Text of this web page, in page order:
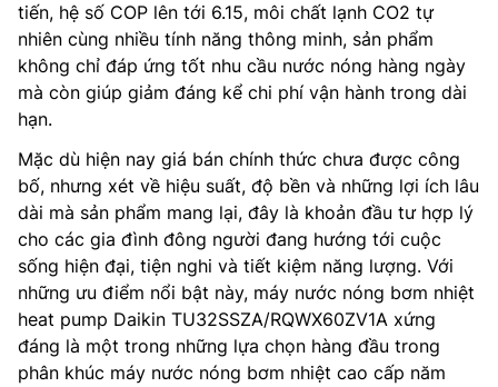
tiến, hệ số COP lên tới 6.15, môi chất lạnh CO2 tự
nhiên cùng nhiều tính năng thông minh, sản phẩm
không chỉ đáp ứng tốt nhu cầu nước nóng hàng ngày
mà còn giúp giảm đáng kể chi phí vận hành trong dài
hạn.
Mặc dù hiện nay giá bán chính thức chưa được công
bố, nhưng xét về hiệu suất, độ bền và những lợi ích lâu
dài mà sản phẩm mang lại, đây là khoản đầu tư hợp lý
cho các gia đình đông người đang hướng tới cuộc
sống hiện đại, tiện nghi và tiết kiệm năng lượng. Với
những ưu điểm nổi bật này, máy nước nóng bơm nhiệt
heat pump Daikin TU32SSZA/RQWX60ZV1A xứng
đáng là một trong những lựa chọn hàng đầu trong
phân khúc máy nước nóng bơm nhiệt cao cấp năm